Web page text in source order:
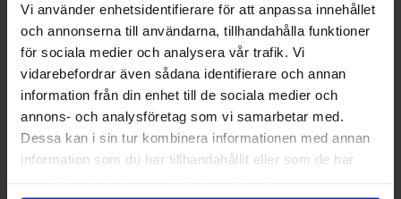
Vi använder enhetsidentifierare för att anpassa innehållet
och annonserna till användarna, tillhandahålla funktioner
för sociala medier och analysera vår trafik. Vi
vidarebefordrar även sådana identifierare och annan
information från din enhet till de sociala medier och
annons- och analysföretag som vi samarbetar med.
Dessa kan i sin tur kombinera informationen med annan
information som du har tillhandahållit eller som de har
Our family rooms have one bigger room and one
smaller room with two single beds in each. A door
between the rooms can be closed for more privacy.
All our family rooms have a private bathroom.
Breakfast is included in the price.
You will have free access to WiFi, parking, the gym,
our gameroom and a common kitchen.